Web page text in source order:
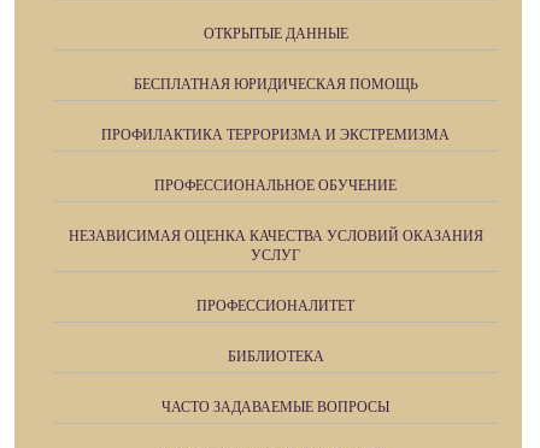
ОТКРЫТЫЕ ДАННЫЕ
БЕСПЛАТНАЯ ЮРИДИЧЕСКАЯ ПОМОЩЬ
ПРОФИЛАКТИКА ТЕРРОРИЗМА И ЭКСТРЕМИЗМА
ПРОФЕССИОНАЛЬНОЕ ОБУЧЕНИЕ
НЕЗАВИСИМАЯ ОЦЕНКА КАЧЕСТВА УСЛОВИЙ ОКАЗАНИЯ
УСЛУГ
ПРОФЕССИОНАЛИТЕТ
БИБЛИОТЕКА
ЧАСТО ЗАДАВАЕМЫЕ ВОПРОСЫ